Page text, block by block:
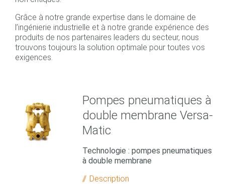
Grâce à notre grande expertise dans le domaine de
l’ingénierie industrielle et à notre grande expérience des
produits de nos partenaires leaders du secteur, nous
trouvons toujours la solution optimale pour toutes vos
exigences.
Pompes pneumatiques à
double membrane Versa-
Matic
Technologie : pompes pneumatiques
à double membrane
Description